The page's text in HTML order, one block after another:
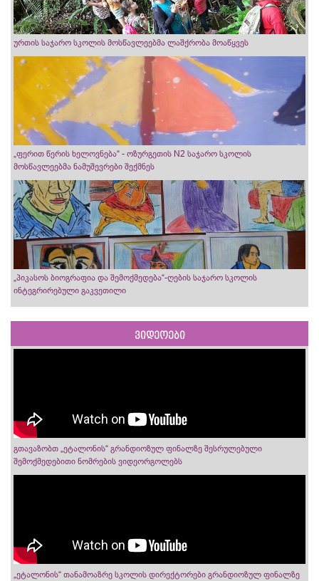
ურთის საჯარო სკოლის მოსწავლეებმა ლაშქრობა მოაწყვეს
„ფერით წერის ხელოვნება“ - ოზურგეთის N2 საჯარო სკოლის
მოსწავლეებმა ნამუშევრები შექმნეს
„პიკასოს ბიოგრაფია და შემოქმედება“-ღების საჯარო სკოლის
ინტეგრირებული გაკვეთილი
ვიდეოები
გთავაზობთ „ეტალონის“ გრანდიოზულ ფინალზე შესრულებული
შემოქმედებითი ნომრების ვიდეორგოლებს
„ეტალონის“ თანამოაზრე სკოლის დირექტორები გრანდიოზულ ფინალზე